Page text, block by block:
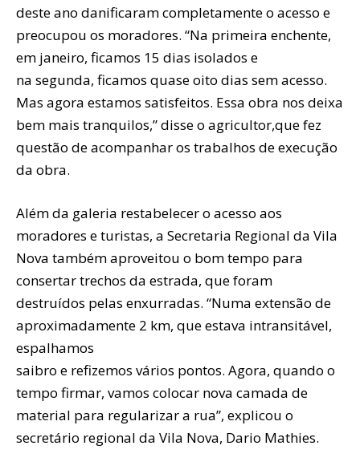
deste ano danificaram completamente o acesso e
preocupou os moradores. “Na primeira enchente,
em janeiro, ficamos 15 dias isolados e
na segunda, ficamos quase oito dias sem acesso.
Mas agora estamos satisfeitos. Essa obra nos deixa
bem mais tranquilos,” disse o agricultor,que fez
questão de acompanhar os trabalhos de execução
da obra.
Além da galeria restabelecer o acesso aos
moradores e turistas, a Secretaria Regional da Vila
Nova também aproveitou o bom tempo para
consertar trechos da estrada, que foram
destruídos pelas enxurradas. “Numa extensão de
aproximadamente 2 km, que estava intransitável,
espalhamos
saibro e refizemos vários pontos. Agora, quando o
tempo firmar, vamos colocar nova camada de
material para regularizar a rua”, explicou o
secretário regional da Vila Nova, Dario Mathies.